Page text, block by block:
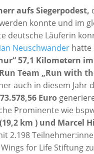
aufs Siegerpodest,
konnte und im
deutsche Läuferin
Neuschwander hatte
57,1 Kilometern
Team „Run with
auch in diesem Jahr
Euro
Prominente wie
km ) und Marcel
2.198
for Life Stiftung